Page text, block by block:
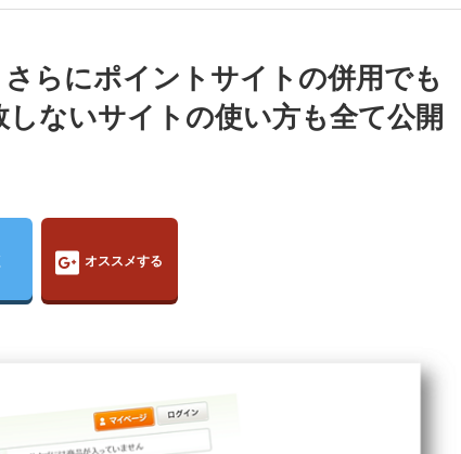
らにポイントサイトの併用でも
ないサイトの使い方も全て公開
オススメする